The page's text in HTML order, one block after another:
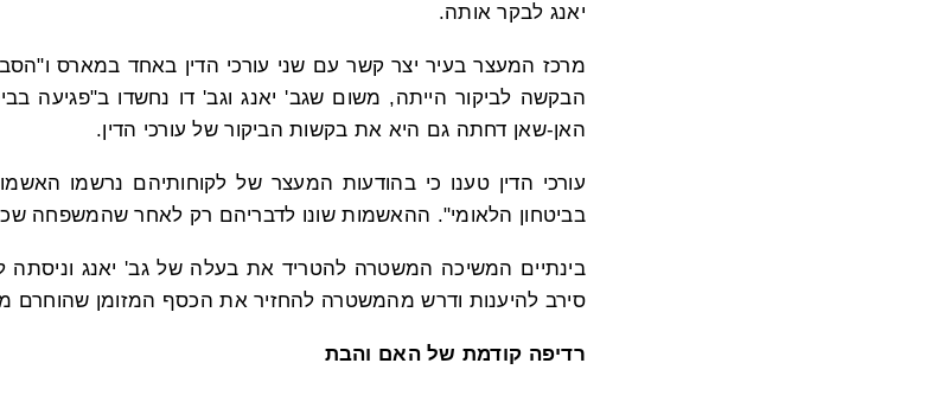
יאנג לבקר אותה.
מרכז המעצר בעיר יצר קשר עם שני עורכי הדין באחד במארס
הבקשה לביקור הייתה, משום שגב' יאנג וגב' דו נחשדו ב"פגיעה
האן-שאן דחתה גם היא את בקשות הביקור של עורכי הדין.
עורכי הדין טענו כי בהודעות המעצר של לקוחותיהם נרשמו
בביטחון הלאומי". ההאשמות שונו לדבריהם רק לאחר שהמשפחה
בינתיים המשיכה המשטרה להטריד את בעלה של גב' יאנג וניסתה
סירב להיענות ודרש מהמשטרה להחזיר את הכסף המזומן שהוחרם
רדיפה קודמת של האם והבת